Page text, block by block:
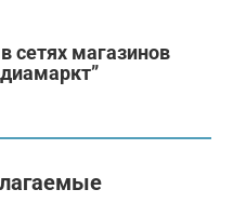
сетях магазинов